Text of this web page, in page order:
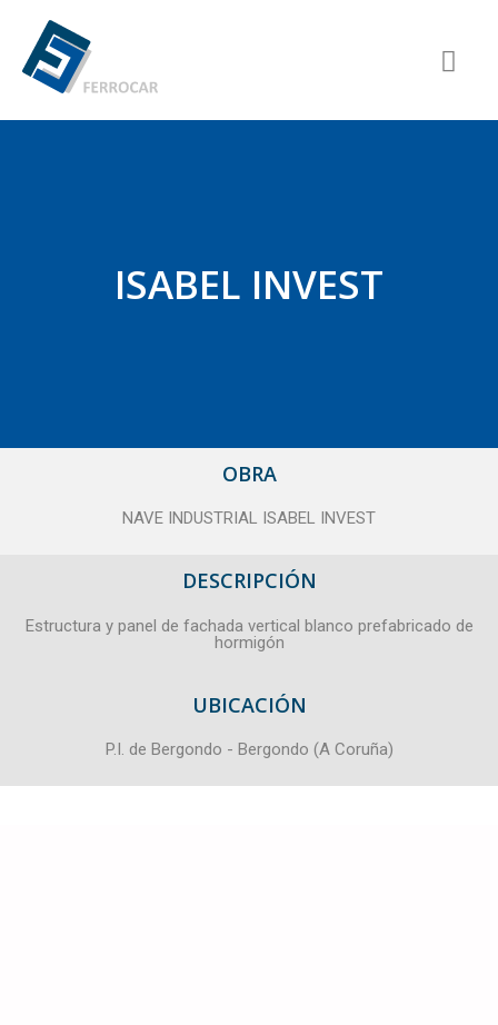
ISABEL INVEST
OBRA
NAVE INDUSTRIAL ISABEL INVEST
DESCRIPCIÓN
Estructura y panel de fachada vertical blanco prefabricado de
hormigón
UBICACIÓN
P.I. de Bergondo - Bergondo (A Coruña)